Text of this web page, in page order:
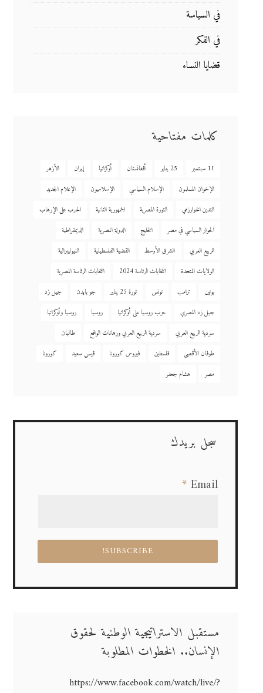
في السياسة
في الفكر
قضايا النساء
كلمات مفتاحية
11 سبتمبر 25 يناير أفغانستان أوكرانيا إيران
الأزهر
الإخوان المسلمون
الإسلام السياسي الإسلاميون
الإعلام الجديد
التدين الخوارزمي
الثورة المصرية الجمهورية الثانية
الحرب على الإرهاب
الحوار السياسي في مصر
الخليج الدولة المصرية
الديمقراطية
الربيع العربي
الشرق الأوسط القضية الفلسطينية
النيوليبرالية
الولايات المتحدة
انتخابات الرئاسة 2024
انتخابات الرئاسة المصرية
بوتين
ترامب تونس ثورة 25 يناير جو بايدن
جيل زد
جيل زد المصري
حرب روسيا على أوكرانيا روسيا
روسيا وأوكرانيا
سردية الربيع العربي
سردية الربيع العربي ورهانات الواقع
طالبان
طوفان الأقصى
فلسطين فيروس كورونا قيس سعيد
كورونا
مصر
هشام جعفر
سجل بريدك
Email
*
مستقبل الاستراتيجية الوطنية لحقوق
الإنسان.. الخطوات المطلوبة
https://www.facebook.com/watch/live/?